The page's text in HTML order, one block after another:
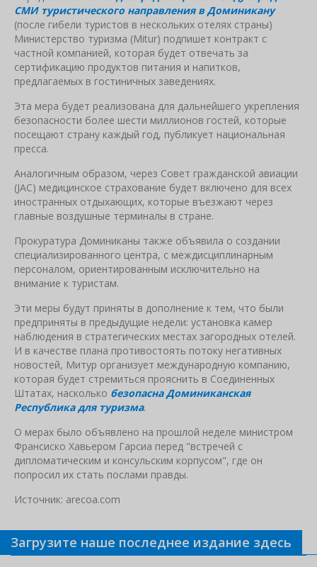
СМИ туристического направления в Доминикану
(после гибели туристов в нескольких отелях страны)
Министерство туризма (Mitur) подпишет контракт с
частной компанией, которая будет отвечать за
сертификацию продуктов питания и напитков,
предлагаемых в гостиничных заведениях.
Эта мера будет реализована для дальнейшего укрепления
безопасности более шести миллионов гостей, которые
посещают страну каждый год, публикует национальная
пресса.
Аналогичным образом, через Совет гражданской авиации
(JAC) медицинское страхование будет включено для всех
иностранных отдыхающих, которые въезжают через
главные воздушные терминалы в стране.
Прокуратура Доминиканы также объявила о создании
специализированного центра, с междисциплинарным
персоналом, ориентированным исключительно на
внимание к туристам.
Эти меры будут приняты в дополнение к тем, что были
предприняты в предыдущие недели: установка камер
наблюдения в стратегических местах загородных отелей.
И в качестве плана противостоять потоку негативных
новостей, Митур организует международную компанию,
которая будет стремиться прояснить в Соединенных
Штатах, насколько безопасна Доминиканская
Республика для туризма.
О мерах было объявлено на прошлой неделе министром
Франсиско Хавьером Гарсиа перед "встречей с
дипломатическим и консульским корпусом", где он
попросил их стать послами правды.
Источник: arecoa.com
Связанные новости
Загрузите наше последнее издание здесь